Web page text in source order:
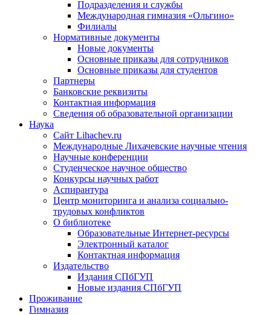
Подразделения и службы
Международная гимназия «Ольгино»
Филиалы
Нормативные документы
Новые документы
Основные приказы для сотрудников
Основные приказы для студентов
Партнеры
Банковские реквизиты
Контактная информация
Сведения об образовательной организации
Наука
Сайт Lihachev.ru
Международные Лихачевские научные чтения
Научные конференции
Студенческое научное общество
Конкурсы научных работ
Аспирантура
Центр мониторинга и анализа социально-
трудовых конфликтов
О библиотеке
Образовательные Интернет-ресурсы
Электронный каталог
Контактная информация
Издательство
Издания СПбГУП
Новые издания СПбГУП
Проживание
Гимназия